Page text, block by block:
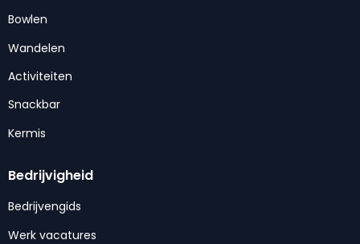
Bowlen
Wandelen
Activiteiten
Snackbar
Kermis
Bedrijvigheid
Bedrijvengids
Werk vacatures